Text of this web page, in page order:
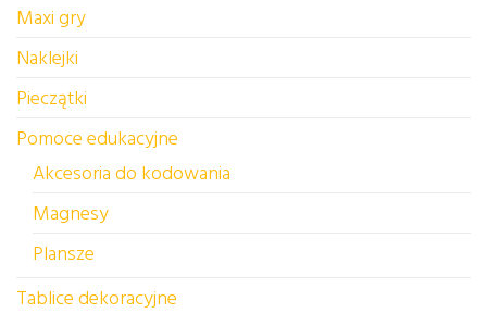
Maxi gry
Naklejki
Pieczątki
Pomoce edukacyjne
Akcesoria do kodowania
Magnesy
Plansze
Tablice dekoracyjne